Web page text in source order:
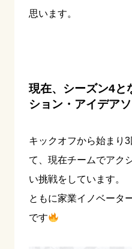
思います。
現在、シーズン4と
ション・アイデアソ
キックオフから始まり
て、現在チームでアク
い挑戦をしています。
ともに家業イノベータ
です